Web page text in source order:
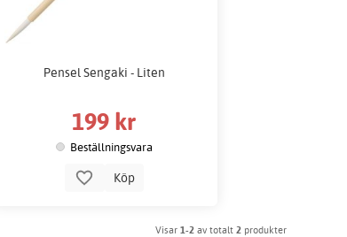
Pensel Sengaki - Liten
199 kr
Beställningsvara
Köp
Visar1-2 av totalt2 produkter